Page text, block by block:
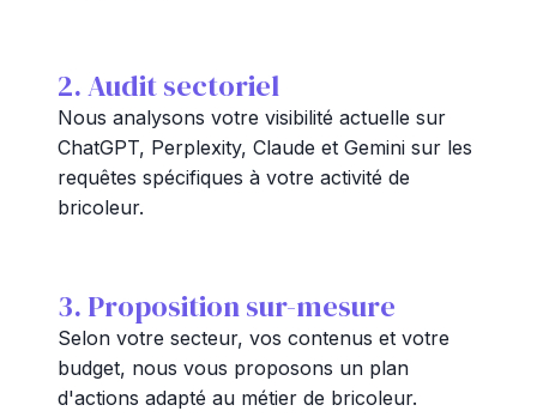
2. Audit sectoriel
Nous analysons votre visibilité actuelle sur
ChatGPT, Perplexity, Claude et Gemini sur les
requêtes spécifiques à votre activité de
bricoleur.
3. Proposition sur-mesure
Selon votre secteur, vos contenus et votre
budget, nous vous proposons un plan
d'actions adapté au métier de bricoleur.